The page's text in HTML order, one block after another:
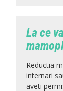
La ce
Reductia
internari
aveti